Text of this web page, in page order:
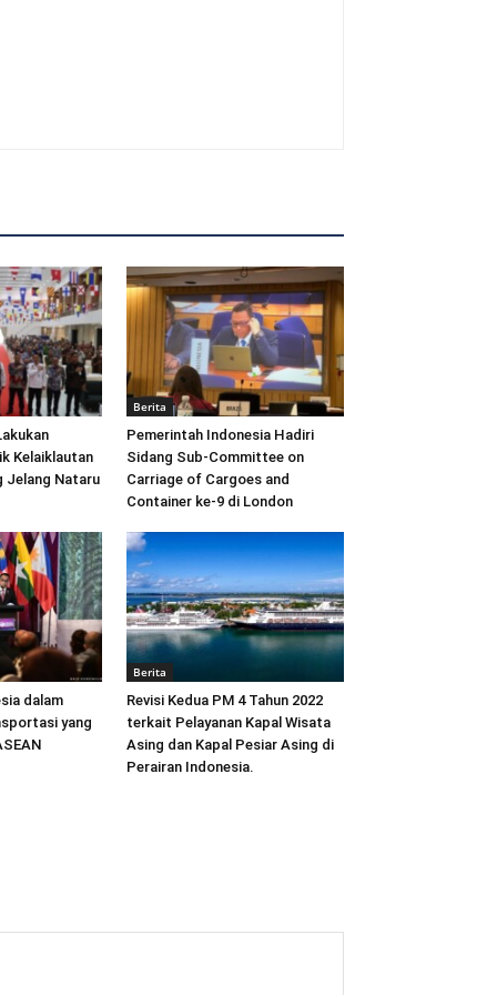
Kelaiklautan
Jelang Nataru
Berita
Pemerintah Indonesia Hadiri
Sidang Sub-Committee on
Carriage of Cargoes and
Container ke-9 di London
dalam
yang
Berita
Revisi Kedua PM 4 Tahun 2022
terkait Pelayanan Kapal Wisata
Asing dan Kapal Pesiar Asing di
Perairan Indonesia.